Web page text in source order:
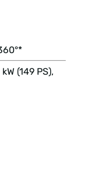
(149 PS),